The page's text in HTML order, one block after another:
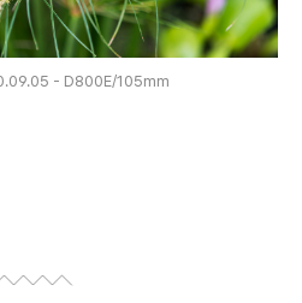
- D800E/105mm